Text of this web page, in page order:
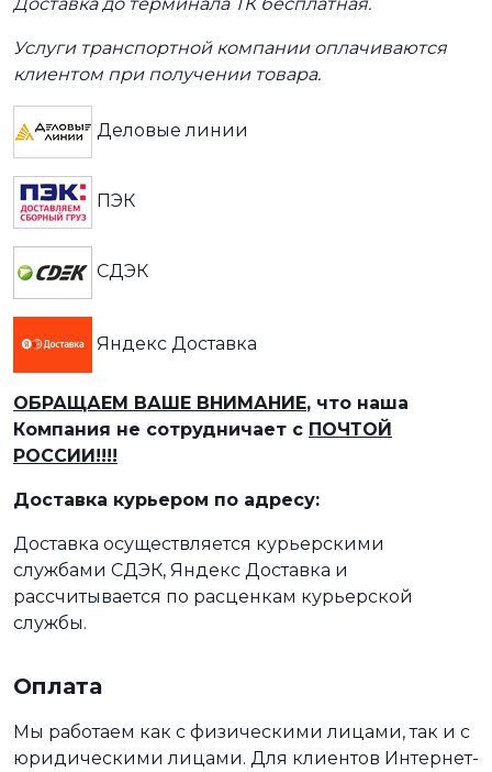
Услуги транспортной компании оплачиваются
клиентом при получении товара.
Деловые линии
ПЭК
СДЭК
Яндекс Доставка
ОБРАЩАЕМ ВАШЕ ВНИМАНИЕ, что наша
Компания не сотрудничает с ПОЧТОЙ
РОССИИ!!!!
Доставка курьером по адресу:
Доставка осуществляется курьерскими
службами СДЭК, Яндекс Доставка и
рассчитывается по расценкам курьерской
службы.
Оплата
Мы работаем как с физическими лицами, так и с
юридическими лицами. Для клиентов Интернет-